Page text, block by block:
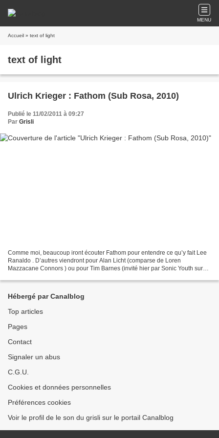
MENU
Accueil » text of light
text of light
Ulrich Krieger : Fathom (Sub Rosa, 2010)
Publié le 11/02/2011 à 09:27
Par Grisli
Comme moi, beaucoup iront écouter Fathom pour entendre ce qu’y fait Lee
Ranaldo . D’autres viendront pour Alan Licht (comparse de Loren
Mazzacane Connors ) ou pour Tim Barnes (invité hier par Sonic Youth sur
Hébergé par Canalblog
Top articles
Pages
Contact
Signaler un abus
C.G.U.
Cookies et données personnelles
Préférences cookies
Voir le profil de le son du grisli sur le portail Canalblog